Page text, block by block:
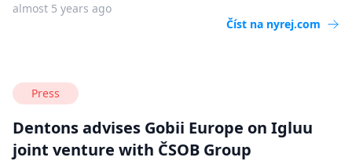
almost 5 years ago
Číst na nyrej.com
Press
Dentons advises Gobii Europe on Igluu
joint venture with ČSOB Group